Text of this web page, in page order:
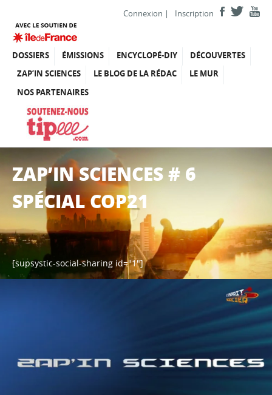
Connexion | Inscription
DOSSIERS ÉMISSIONS ENCYCLOPÉ-DIY
DÉCOUVERTES
ZAP’IN SCIENCES
LE BLOG DE LA RÉDAC
LE MUR
NOS PARTENAIRES
ZAP’IN SCIENCES # 6
SPÉCIAL COP21
[supsystic-social-sharing id="1"]